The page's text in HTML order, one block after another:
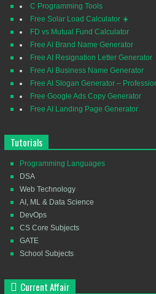
C Programming Tools
Free Solar Load Calculator ☀️
FD vs Mutual Fund Calculator
Free AI Brand Name Generator
Free AI Resignation Letter Generator
Free AI Business Name Generator
Free AI Slogan Generator –
Free Google Ads Copy Generator
Free AI Landing Page Generator
Tutorials
Programming Languages
DSA
Web Technology
AI, ML & Data Science
DevOps
CS Core Subjects
GATE
School Subjects
Current Affair